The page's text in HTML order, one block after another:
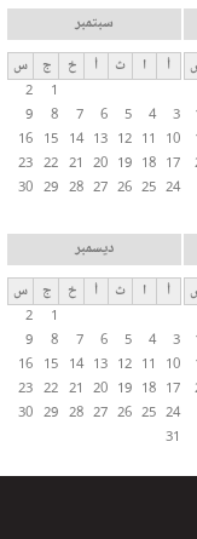
سبتمبر
أ ا ث أ خ ج
س
1
2
3
4
5
6
7
8
9
10
11
12
13
14
15
16
17
18
19
20
21
22
23
24
25
26
27
28
29
30
ديسمبر
أ ا ث أ خ ج
س
1
2
3
4
5
6
7
8
9
10
11
12
13
14
15
16
17
18
19
20
21
22
23
24
25
26
27
28
29
30
31